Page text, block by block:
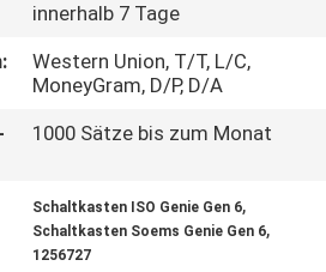
innerhalb 7 Tage
Western Union, T/T, L/C,
MoneyGram, D/P, D/A
1000 Sätze bis zum Monat
Schaltkasten ISO Genie Gen 6,
Schaltkasten Soems Genie Gen 6,
1256727